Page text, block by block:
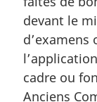
:
a
g
i
n
a
devant le
d’examens
cadre ou
Anciens